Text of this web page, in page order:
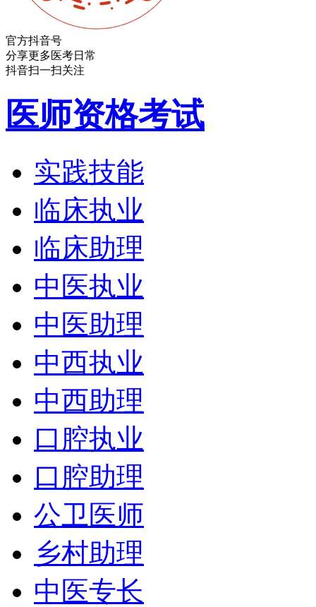
官方抖音号
分享更多医考日常
抖音扫一扫关注
医师资格考试
实践技能
临床执业
临床助理
中医执业
中医助理
中西执业
中西助理
口腔执业
口腔助理
公卫医师
乡村助理
中医专长